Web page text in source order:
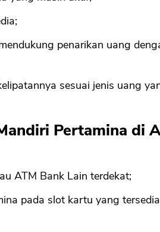
penarikan uang
sesuai jenis uang
Pertamina di
ATM Bank Lain terdekat;
pada slot kartu yang